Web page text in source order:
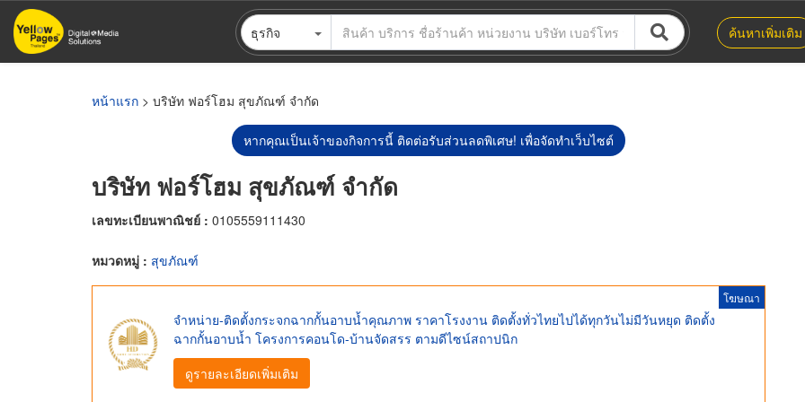
ข้าม
ไป
ธุรกิจ ค้นหาเพิ่มเติม
หน้าแรก > บริษัท ฟอร์โฮม สุขภัณฑ์ จำกัด
หากคุณเป็นเจ้าของกิจการนี้ ติดต่อรับส่วนลดพิเศษ! เพื่อจัดทำเว็บไซต์
บริษัท ฟอร์โฮม สุขภัณฑ์ จำกัด
เลขทะเบียนพาณิชย์ : 0105559111430
หมวดหมู่ : สุขภัณฑ์
โฆษณา
จำหน่าย-ติดตั้งกระจกฉากกั้นอาบน้ำคุณภาพ ราคาโรงงาน ติดตั้งทั่วไทยไปได้ทุกวันไม่มีวันหยุด ติดตั้ง
ฉากกั้นอาบน้ำ โครงการคอนโด-บ้านจัดสรร ตามดีไซน์สถาปนิก
ดูรายละเอียดเพิ่มเติม